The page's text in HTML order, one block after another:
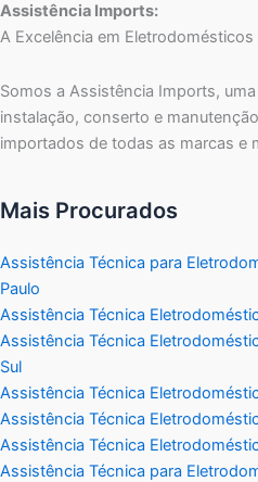
Assistência Imports:
A Excelência em
Somos a Assistência Imports,
instalação, conserto e
importados de todas as marcas e
Mais Procurados
Assistência Técnica para
Paulo
Assistência Técnica
Assistência Técnica
Sul
Assistência Técnica
Assistência Técnica
Assistência Técnica
Assistência Técnica para